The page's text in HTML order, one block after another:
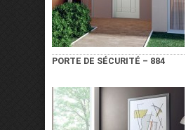
PORTE DE SÉCURITÉ – 884